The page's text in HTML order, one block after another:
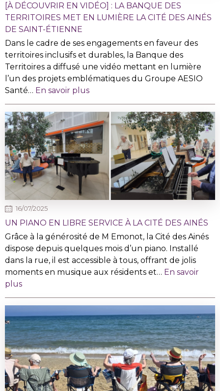
[À DÉCOUVRIR EN VIDÉO] : LA BANQUE DES
TERRITOIRES MET EN LUMIÈRE LA CITÉ DES AINÉS
DE SAINT-ÉTIENNE
Dans le cadre de ses engagements en faveur des
territoires inclusifs et durables, la Banque des
Territoires a diffusé une vidéo mettant en lumière
l’un des projets emblématiques du Groupe AESIO
Santé… En savoir plus
16/07/2025
UN PIANO EN LIBRE SERVICE À LA CITÉ DES AINÉS
Grâce à la générosité de M Emonot, la Cité des Ainés
dispose depuis quelques mois d’un piano. Installé
dans la rue, il est accessible à tous, offrant de jolis
moments en musique aux résidents et… En savoir
plus